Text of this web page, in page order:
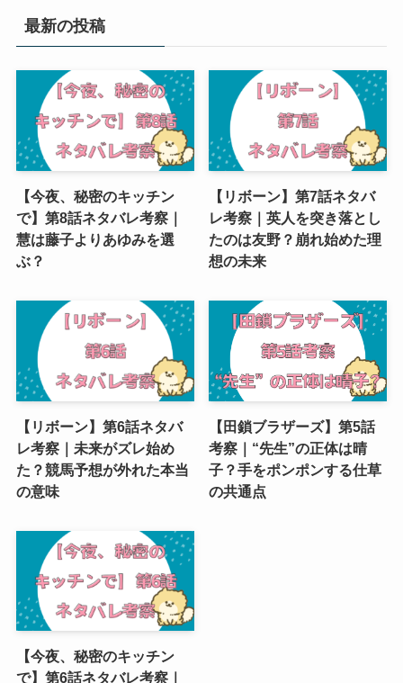
最新の投稿
【今夜、秘密のキッチン
で】第8話ネタバレ考察｜
慧は藤子よりあゆみを選
ぶ？
【リボーン】第7話ネタバ
レ考察｜英人を突き落とし
たのは友野？崩れ始めた理
想の未来
【リボーン】第6話ネタバ
レ考察｜未来がズレ始め
た？競馬予想が外れた本当
の意味
【田鎖ブラザーズ】第5話
考察｜“先生”の正体は晴
子？手をポンポンする仕草
の共通点
【今夜、秘密のキッチン
で】第6話ネタバレ考察｜